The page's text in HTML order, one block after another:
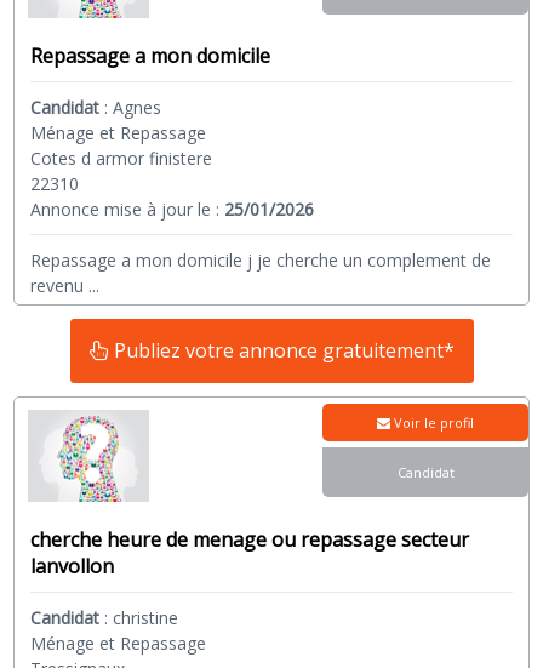
Repassage a mon domicile
Candidat :Agnes
Ménage et Repassage
Cotes d armor finistere
22310
Annonce mise à jour le : 25/01/2026
Repassage a mon domicile j je cherche un complement de
revenu ...
Publiez votre annonce gratuitement*
cherche heure de menage ou repassage secteur
lanvollon
Candidat : christine
Ménage et Repassage
Voir le profil
Candidat